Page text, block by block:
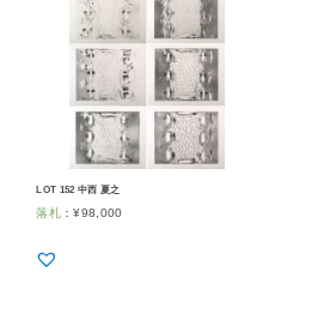
LOT 152 中西 夏之
落札 ：¥98,000